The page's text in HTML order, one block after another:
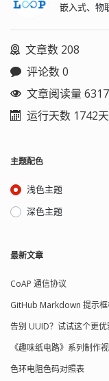
嵌入式、物
文章数 208
评论数 0
文章阅读量
运行天数 1742天
主题配色
浅色主题
深色主题
最新文章
CoAP 通信协议
GitHub Markdown 提示
告别 UUID？试试这个更
《趣味纸电路》系列制作
色环电阻色码对照表